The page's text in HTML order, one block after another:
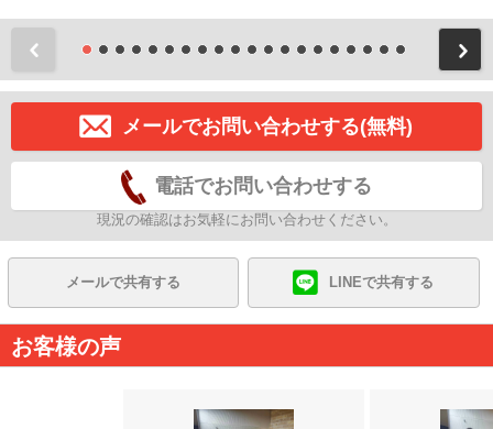
メールでお問い合わせする(無料)
電話でお問い合わせする
現況の確認はお気軽にお問い合わせください。
メールで共有する LINEで共有する
お客様の声